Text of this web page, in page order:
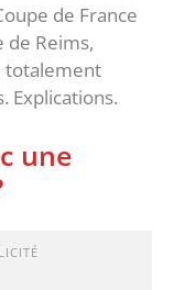
de France
de Reims,
totalement
Explications.
une